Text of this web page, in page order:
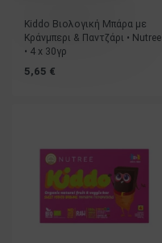
Βαθμολογήθηκε με5.00 από 5
Kiddo Βιολογική Μπάρα με
Κράνμπερι & Παντζάρι • Nutree
• 4 x 30γρ
5,65 €